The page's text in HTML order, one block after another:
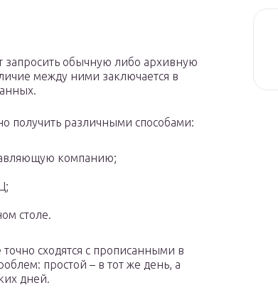
запросить обычную либо архивную
между ними заключается в
получить различными способами:
компанию;
столе.
сходятся с прописанными в
простой – в тот же день, а
дней.